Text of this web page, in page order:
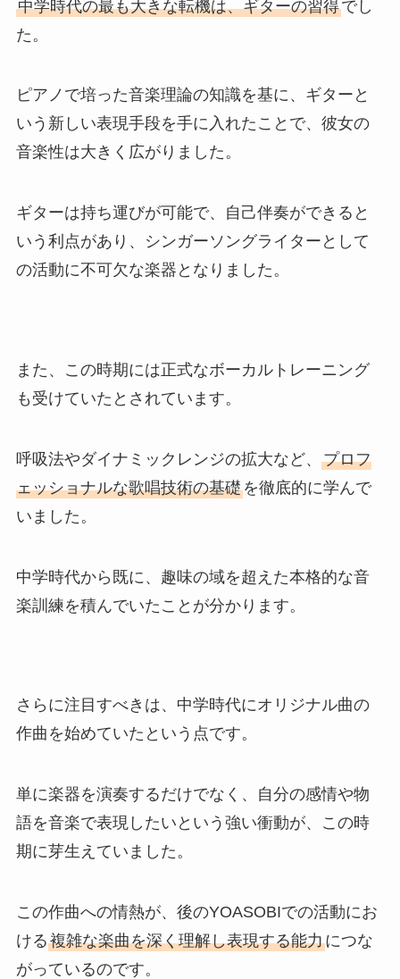
中学時代の最も大きな転機は、ギターの習得でし
た。
ピアノで培った音楽理論の知識を基に、ギターと
いう新しい表現手段を手に入れたことで、彼女の
音楽性は大きく広がりました。
ギターは持ち運びが可能で、自己伴奏ができると
いう利点があり、シンガーソングライターとして
の活動に不可欠な楽器となりました。
また、この時期には正式なボーカルトレーニング
も受けていたとされています。
呼吸法やダイナミックレンジの拡大など、 プロフ
ェッショナルな歌唱技術の基礎を徹底的に学んで
いました。
中学時代から既に、趣味の域を超えた本格的な音
楽訓練を積んでいたことが分かります。
さらに注目すべきは、中学時代にオリジナル曲の
作曲を始めていたという点です。
単に楽器を演奏するだけでなく、自分の感情や物
語を音楽で表現したいという強い衝動が、この時
期に芽生えていました。
この作曲への情熱が、後のYOASOBIでの活動にお
ける複雑な楽曲を深く理解し表現する能力につな
がっているのです。